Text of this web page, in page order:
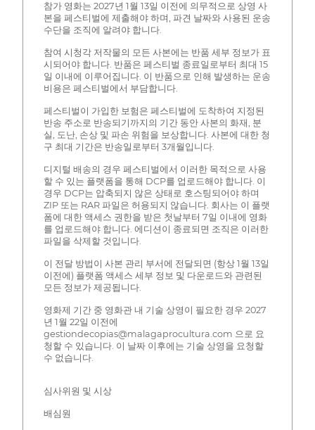
참가 영화는 2027년 1월 13일 이전에 의무적으로 상영 사
본을 페스티벌에 제출해야 하며, 파견 날짜와 사용된 운송
수단을 조직에 알려야 합니다.
참여 시청각 저작물의 모든 사본에는 반품 세부 정보가 표
시되어야 합니다. 반품은 페스티벌 종료일로부터 최대 15
일 이내에 이루어집니다. 이 반품으로 인해 발생하는 운송
비용은 페스티벌에서 부담합니다.
페스티벌이 가입한 보험은 페스티벌에 도착하여 지정된
반송 주소로 반송되기까지의 기간 동안 사본의 화재, 분
실, 도난, 손상 및 파손 위험을 보상합니다. 사본에 대한 청
구 최대 기간은 반송일로부터 3개월입니다.
디지털 배송의 경우 페스티벌에서 이러한 목적으로 사용
할 수 있는 플랫폼을 통해 DCP를 업로드해야 합니다. 이
경우 DCP는 압축되지 않은 상태로 호스팅되어야 하며
ZIP 또는 RAR 파일은 허용되지 않습니다. 회사는 이 플랫
폼에 대한 액세스 권한을 받은 첫날부터 7일 이내에 영화
를 업로드해야 합니다. 에디션이 종료되면 조직은 이러한
파일을 삭제할 것입니다.
이 전달 방법이 사본 관리 부서에 전달되면 (항상 1월 13일
이전에) 플랫폼 액세스 세부 정보 및 다운로드와 관련된
모든 정보가 제공됩니다.
영화제 기간 중 영화관 내 기술 상영이 필요한 경우 2027
년 1월 22일 이전에
gestiondecopias@malagaprocultura.com 으로 요
청할 수 있습니다. 이 날짜 이후에는 기술 상영을 요청할
수 없습니다.
심사위원 및 시상
배심원